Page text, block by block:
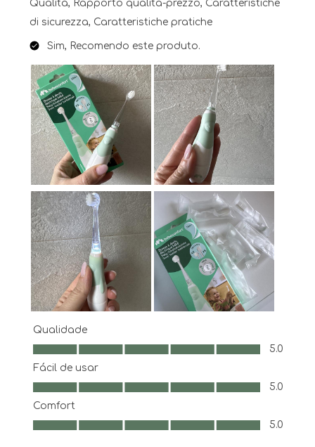
Qualità, Rapporto qualità-prezzo, Caratteristiche
di sicurezza, Caratteristiche pratiche
Sim, Recomendo este produto.
Qualidade
Qualidade, 5.0 em 5
5.0
Fácil de usar
Fácil de usar, 5.0 em 5
5.0
Comfort
Comfort, 5.0 em 5
5.0